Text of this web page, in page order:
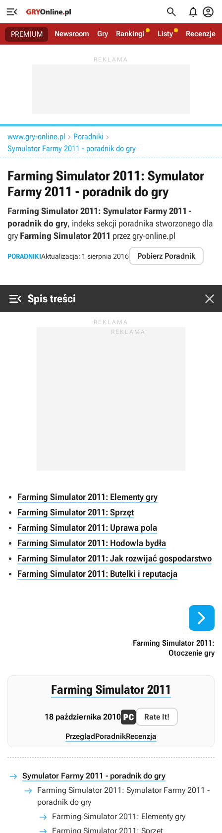
   
PREMIUM Newsroom Gry Rankingi Listy Recenzje
www.gry-online.pl  Poradniki 
Symulator Farmy 2011 - poradnik do gry
Farming Simulator 2011: Symulator
Farmy 2011 - poradnik do gry
Farming Simulator 2011: Symulator Farmy 2011 -
poradnik do gry, indeks sekcji poradnika stworzonego dla
gry Farming Simulator 2011 przez gry-online.pl
PORADNIKIAktualizacja: 1 sierpnia 2016 Pobierz Poradnik
 Spis treści 
Farming Simulator 2011: Elementy gry
Farming Simulator 2011: Sprzęt
Farming Simulator 2011: Uprawa pola
Farming Simulator 2011: Hodowla bydła
Farming Simulator 2011: Jak rozwijać gospodarstwo
Farming Simulator 2011: Butelki i reputacja
Farming Simulator 2011:
Otoczenie gry

Farming Simulator 2011
18 października 2010 Rate It!
PrzeglądPoradnikRecenzja
Symulator Farmy 2011 - poradnik do gry
Farming Simulator 2011: Symulator Farmy 2011 -
poradnik do gry
Farming Simulator 2011: Elementy gry
Farming Simulator 2011: Sprzęt